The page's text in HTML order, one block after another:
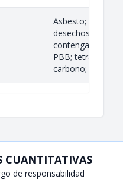
Asbesto; criolita;
desechos de
contengan PCB;
PBB; tetracloruro
carbono; ciertos...
CUANTITATIVAS
de responsabilidad